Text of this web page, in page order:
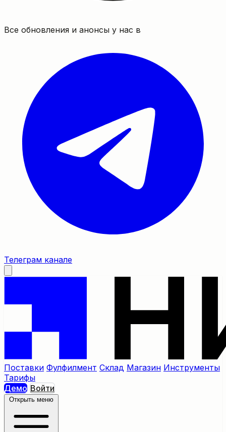
Все обновления и анонсы у нас в
Телеграм канале
Поставки Фулфилмент Склад Магазин Инструменты
Тарифы
Демо Войти
Открыть меню